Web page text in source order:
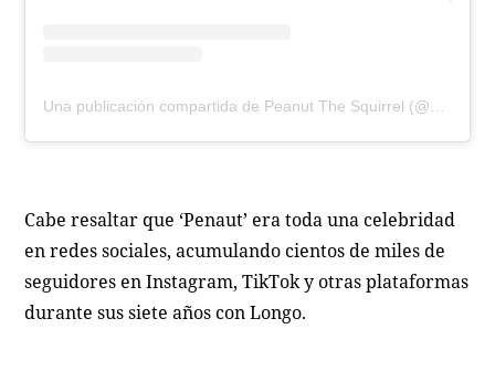
Una publicación compartida de Peanut The Squirrel (@peanut_the_squirrel12)
Cabe resaltar que ‘Penaut’ era toda una celebridad
en redes sociales, acumulando cientos de miles de
seguidores en Instagram, TikTok y otras plataformas
durante sus siete años con Longo.